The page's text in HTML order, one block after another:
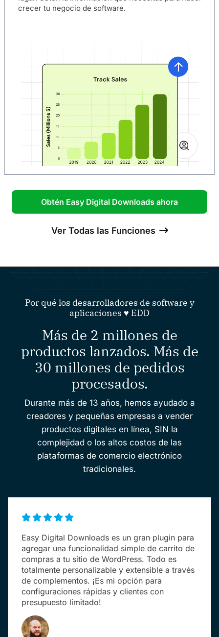
crecer tu negocio de software.
Obtén Easy Digital Downloads ahora
Ver Todas las Funciones
Por qué los desarrolladores de software y
aplicaciones ♥️ EDD
Más de 2 millones de
productos lanzados. Más de
30 millones de pedidos
procesados.
Durante más de 13 años, hemos ayudado a
creadores y pequeñas empresas a vender
productos digitales en línea, SIN la
complejidad o los altos costos de las
plataformas de comercio electrónico
tradicionales.
Easy Digital Downloads es un gran plugin para
agregar una funcionalidad simple de carrito de
compras a tu sitio de WordPress. Todo es
totalmente personalizable y extensible a través
de complementos. ¡Es mi opción para
configuraciones rápidas y clientes con
presupuesto limitado!